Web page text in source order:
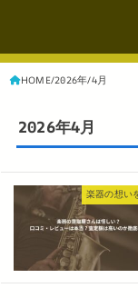
HOME 2026年 4月
2026年4月
楽器の想い